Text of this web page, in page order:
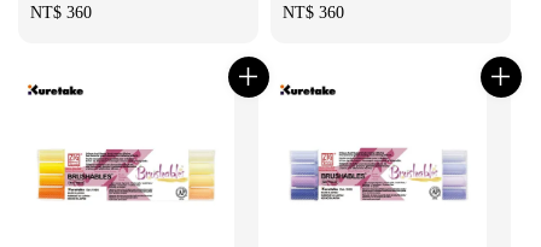
Regular
NT$ 360
Regular
NT$ 360